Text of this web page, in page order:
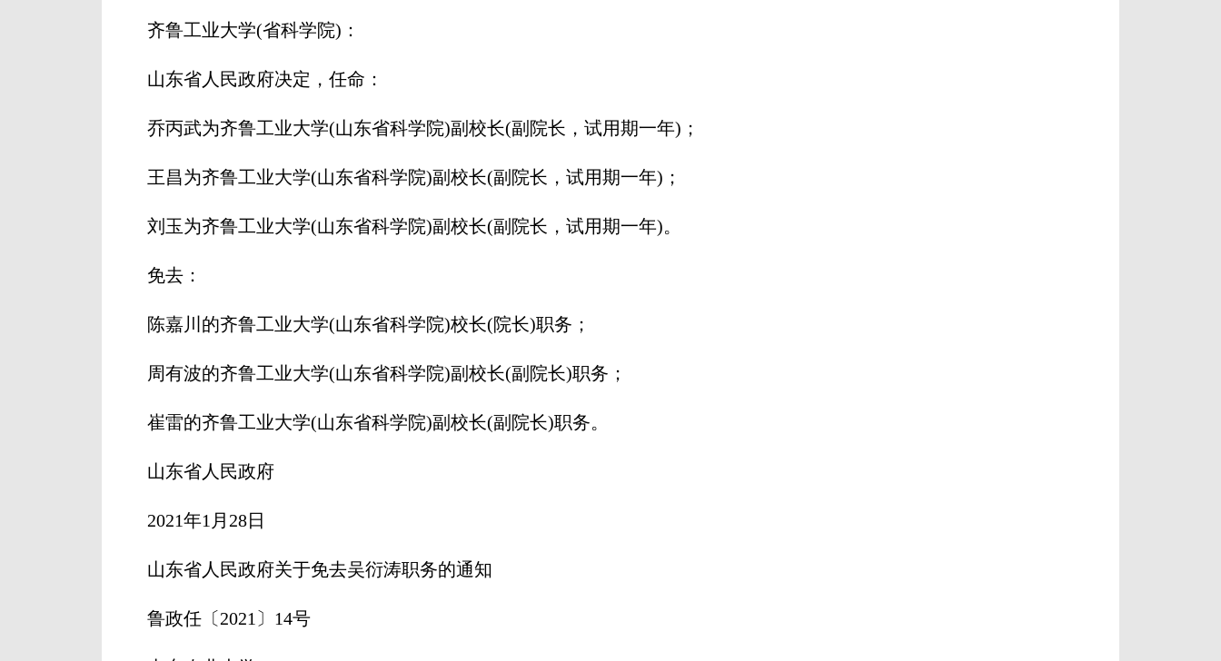
齐鲁工业大学(省科学院)：
山东省人民政府决定，任命：
乔丙武为齐鲁工业大学(山东省科学院)副校长(副院长，试用期一年)；
王昌为齐鲁工业大学(山东省科学院)副校长(副院长，试用期一年)；
刘玉为齐鲁工业大学(山东省科学院)副校长(副院长，试用期一年)。
免去：
陈嘉川的齐鲁工业大学(山东省科学院)校长(院长)职务；
周有波的齐鲁工业大学(山东省科学院)副校长(副院长)职务；
崔雷的齐鲁工业大学(山东省科学院)副校长(副院长)职务。
山东省人民政府
2021年1月28日
山东省人民政府关于免去吴衍涛职务的通知
鲁政任〔2021〕14号